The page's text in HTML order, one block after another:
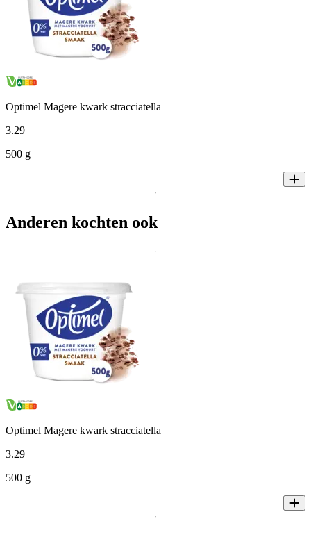
Optimel Magere kwark stracciatella
3.29
500 g
Anderen kochten ook
Optimel Magere kwark stracciatella
3.29
500 g